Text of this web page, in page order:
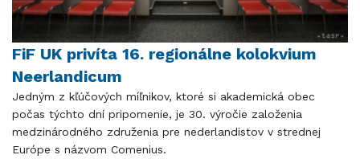
FiF UK privíta 16. regionálne kolokvium
Neerlandicum
​​​​​​​Jedným z kľúčových míľnikov, ktoré si akademická obec
počas týchto dní pripomenie, je 30. výročie založenia
medzinárodného združenia pre nederlandistov v strednej
Európe s názvom Comenius.